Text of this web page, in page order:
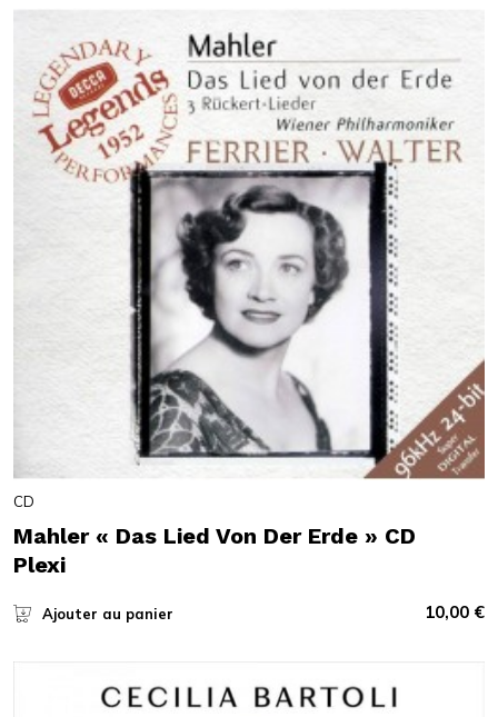
CD
Mahler « Das Lied Von Der Erde » CD
Plexi
Ajouter au panier 10,00 €